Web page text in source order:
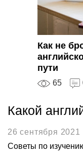
Как не
пути
65
Какой
26 сентября 2021
Советы по